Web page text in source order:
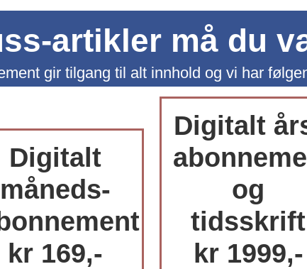
artikler må du
gir tilgang til alt innhold og vi har
Digitalt
måneds-
kr 169,-
Digitalt
og
tidsskrift
kr 1999,-